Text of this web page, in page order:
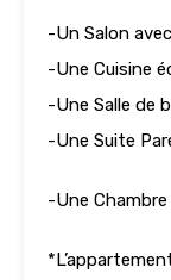
-Un Salon
-Une Cuisine
-Une Salle de
-Une Suite
-Une